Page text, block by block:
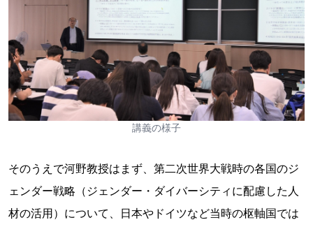
講義の様子
そのうえで河野教授はまず、第二次世界大戦時の各国のジ
ェンダー戦略（ジェンダー・ダイバーシティに配慮した人
材の活用）について、日本やドイツなど当時の枢軸国では